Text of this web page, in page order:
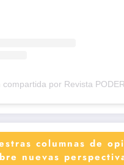
columnas de
nuevas